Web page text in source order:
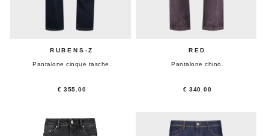
RUBENS-Z
Pantalone cinque tasche.
€ 355.00
RED
Pantalone chino.
€ 340.00